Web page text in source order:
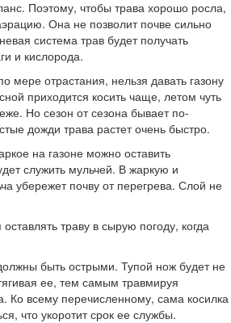
Поэтому, чтобы трава хорошо росла,
Она не позволит почве сильно
система трав будет получать
и кислорода.
мере отрастания, нельзя давать газону
приходится косить чаще, летом чуть
Но сезон от сезона бывает по-
дожди трава растет очень быстро.
на газоне можно оставить
служить мульчей. В жаркую и
убережет почву от перегрева. Слой не
траву в сырую погоду, когда
быть острыми. Тупой нож будет не
ее, тем самым травмируя
Ко всему перечисленному, сама косилка
что укоротит срок ее службы.